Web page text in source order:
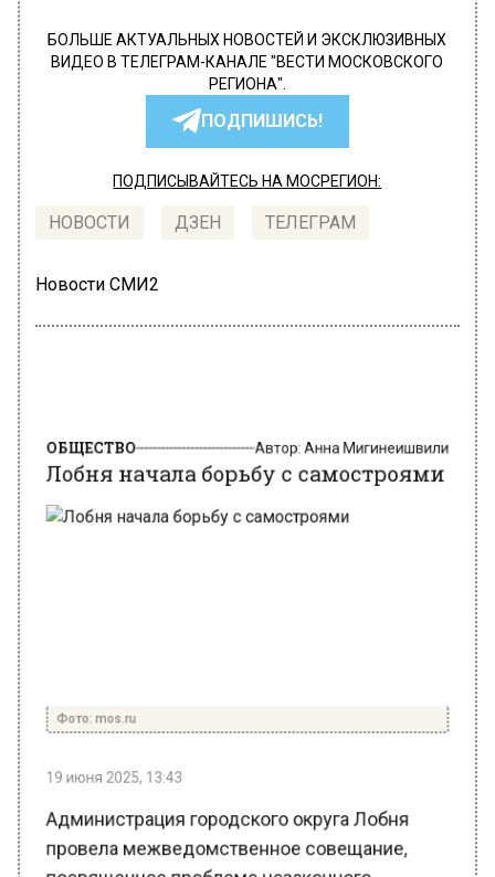
БОЛЬШЕ АКТУАЛЬНЫХ НОВОСТЕЙ И ЭКСКЛЮЗИВНЫХ
ВИДЕО В ТЕЛЕГРАМ-КАНАЛЕ "ВЕСТИ МОСКОВСКОГО
РЕГИОНА".
ПОДПИШИСЬ!
ПОДПИСЫВАЙТЕСЬ НА МОСРЕГИОН:
НОВОСТИ ДЗЕН ТЕЛЕГРАМ
Новости СМИ2
Администрация городского округа Лобня
провела межведомственное совещание,
посвященное проблеме незаконного